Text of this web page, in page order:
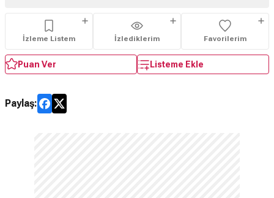
İzleme Listem İzlediklerim Favorilerim
Puan Ver Listeme Ekle
Paylaş: